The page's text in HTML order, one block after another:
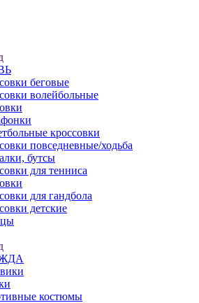
беговые
волейбольные
кроссовки
повседневные/ходьба
бутсы
для тенниса
для гандбола
детские
костюмы